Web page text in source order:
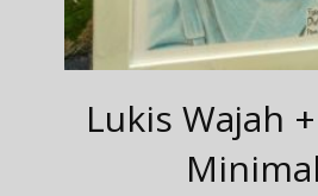
Lukis Wajah